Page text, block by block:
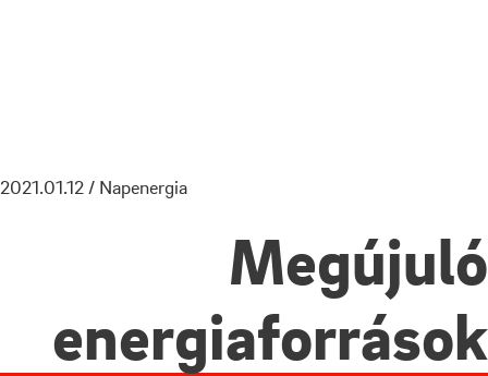
2021.01.12 / Napenergia
Megújuló
energiaforrások